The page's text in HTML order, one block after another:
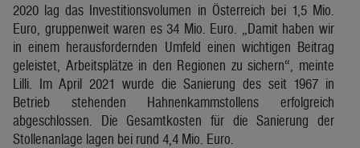
2020 lag das Investitionsvolumen in Österreich bei 1,5 Mio.
Euro, gruppenweit waren es 34 Mio. Euro. „Damit haben wir
in einem herausfordernden Umfeld einen wichtigen Beitrag
geleistet, Arbeitsplätze in den Regionen zu sichern“, meinte
Lilli. Im April 2021 wurde die Sanierung des seit 1967 in
Betrieb stehenden Hahnenkammstollens erfolgreich
abgeschlossen. Die Gesamtkosten für die Sanierung der
Stollenanlage lagen bei rund 4,4 Mio. Euro.